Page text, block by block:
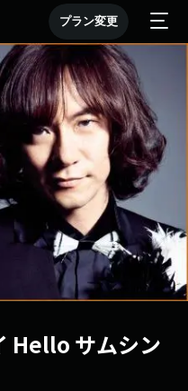
プラン変更
Hello サムシン